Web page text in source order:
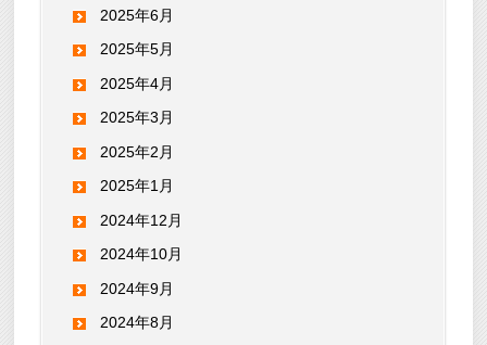
2025年6月
2025年5月
2025年4月
2025年3月
2025年2月
2025年1月
2024年12月
2024年10月
2024年9月
2024年8月